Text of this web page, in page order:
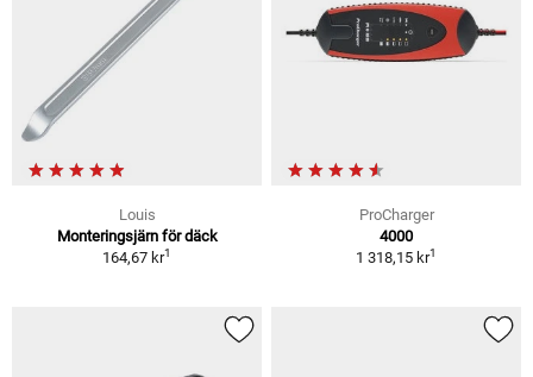
Louis
Monteringsjärn för däck
164,67 kr1
ProCharger
4000
1 318,15 kr1